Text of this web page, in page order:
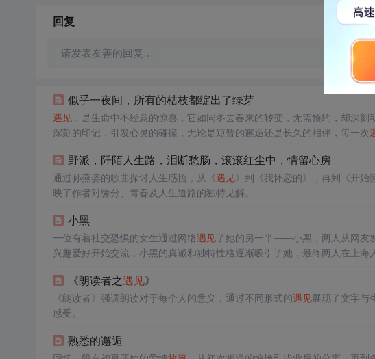
回复
请发表友善的回复…
似乎一夜间，所有的枯枝都绽出了绿芽
遇见，是生命中不经意的惊喜，它如同冬去春来的转变，无需预约，却深刻
深刻的印记，引发心灵的碰撞，无论是短暂的邂逅还是长久的相伴，每一次
野派，阡陌人生路，泪断愁肠，滚滚红尘中，情留心房
通过孙燕姿的歌曲探讨人生感悟，从《遇见》到《我怀恋的》，再到《开始
映了作者对缘分、青春及人生道路的独特见解。
小黑
一位有着社交恐惧的女生通过网络遇见了她的另一半——小黑，两人从网友
兴趣爱好开始交流，小黑的真诚和独特性格逐渐吸引了她，最终两人在上海
《朗读者之遇见》
《朗读者》强调朗读对于每个人的意义，通过不同形式的遇见展现了文字与
感受。
熟悉的邂逅